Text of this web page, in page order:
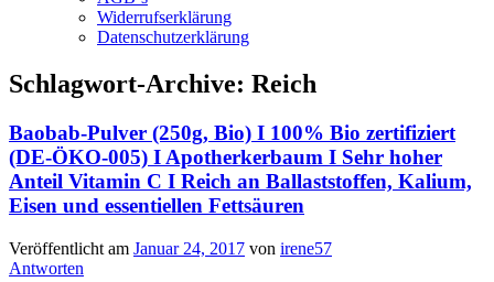
Widerrufserklärung
Datenschutzerklärung
Schlagwort-Archive: Reich
Baobab-Pulver (250g, Bio) I 100% Bio zertifiziert
(DE-ÖKO-005) I Apotherkerbaum I Sehr hoher
Anteil Vitamin C I Reich an Ballaststoffen, Kalium,
Eisen und essentiellen Fettsäuren
Veröffentlicht am Januar 24, 2017 von irene57
Antworten